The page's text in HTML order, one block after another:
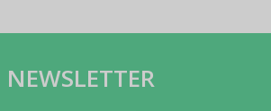
NEWSLETTER